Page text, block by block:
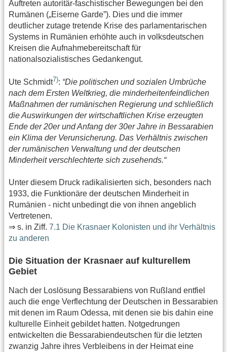
Auftreten autoritär-faschistischer Bewegungen bei den
Rumänen („Eiserne Garde”). Dies und die immer
deutlicher zutage tretende Krise des parlamentarischen
Systems in Rumänien erhöhte auch in volksdeutschen
Kreisen die Aufnahmebereitschaft für
nationalsozialistisches Gedankengut.
Ute Schmidt7): “Die politischen und sozialen Umbrüche
nach dem Ersten Weltkrieg, die minderheitenfeindlichen
Maßnahmen der rumänischen Regierung und schließlich
die Auswirkungen der wirtschaftlichen Krise erzeugten
Ende der 20er und Anfang der 30er Jahre in Bessarabien
ein Klima der Verunsicherung. Das Verhältnis zwischen
der rumänischen Verwaltung und der deutschen
Minderheit verschlechterte sich zusehends.“
Unter diesem Druck radikalisierten sich, besonders nach
1933, die Funktionäre der deutschen Minderheit in
Rumänien - nicht unbedingt die von ihnen angeblich
Vertretenen.
⇒ s. in Ziff. 7.1 Die Krasnaer Kolonisten und ihr Verhältnis
zu anderen
Die Situation der Krasnaer auf kulturellem
Gebiet
Nach der Loslösung Bessarabiens von Rußland entfiel
auch die enge Verflechtung der Deutschen in Bessarabien
mit denen im Raum Odessa, mit denen sie bis dahin eine
kulturelle Einheit gebildet hatten. Notgedrungen
entwickelten die Bessarabiendeutschen für die letzten
zwanzig Jahre ihres Verbleibens in der Heimat eine